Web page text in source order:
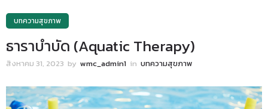
บทความสุขภาพ
ธาราบำบัด (Aquatic Therapy)
สิงหาคม 31, 2023 by wmc_admin1 in บทความสุขภาพ